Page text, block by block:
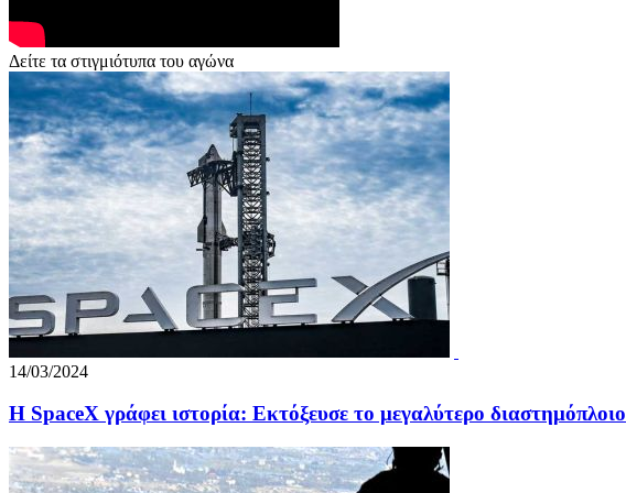
Δείτε τα στιγμιότυπα του αγώνα
14/03/2024
Η SpaceX γράφει ιστορία: Εκτόξευσε το μεγαλύτερο διαστημόπλοιο